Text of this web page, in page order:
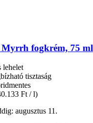
Myrrh fogkrém, 75 ml
lehelet
tisztaság
Ft / l)
augusztus 11.